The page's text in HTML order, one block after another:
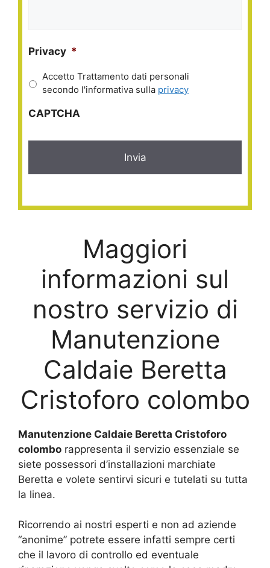
Privacy *
Accetto Trattamento dati personali
secondo l'informativa sulla privacy
CAPTCHA
Maggiori
informazioni sul
nostro servizio di
Manutenzione
Caldaie Beretta
Cristoforo colombo
Manutenzione Caldaie Beretta Cristoforo
colombo rappresenta il servizio essenziale se
siete possessori d’installazioni marchiate
Beretta e volete sentirvi sicuri e tutelati su tutta
la linea.
Ricorrendo ai nostri esperti e non ad aziende
“anonime” potrete essere infatti sempre certi
che il lavoro di controllo ed eventuale